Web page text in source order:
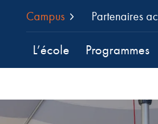
Campus Partenaires
L’école Programmes